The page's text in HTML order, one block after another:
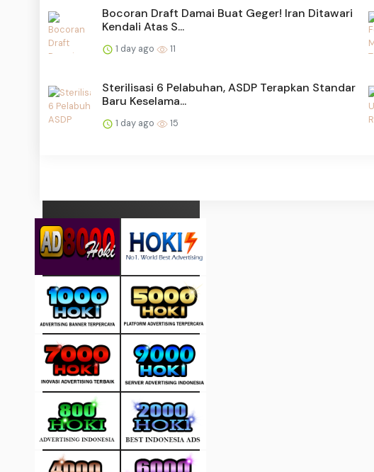
Bocoran Draft Damai Buat Geger! Iran Ditawari
Kendali Atas S...
1 day ago 11
Sterilisasi 6 Pelabuhan, ASDP Terapkan Standar
Baru Keselama...
1 day ago 15